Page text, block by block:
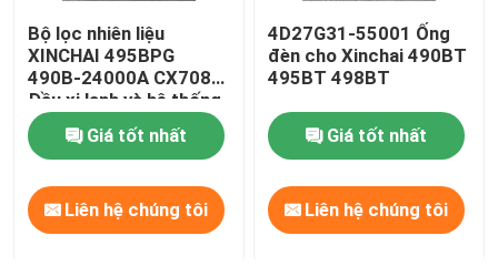
Bộ lọc nhiên liệu
XINCHAI 495BPG
490B-24000A CX7085
Đầu xi lanh và hệ thống
van
Giá tốt nhất
Liên hệ chúng tôi
4D27G31-55001 Ống
đèn cho Xinchai 490BT
495BT 498BT
Giá tốt nhất
Liên hệ chúng tôi